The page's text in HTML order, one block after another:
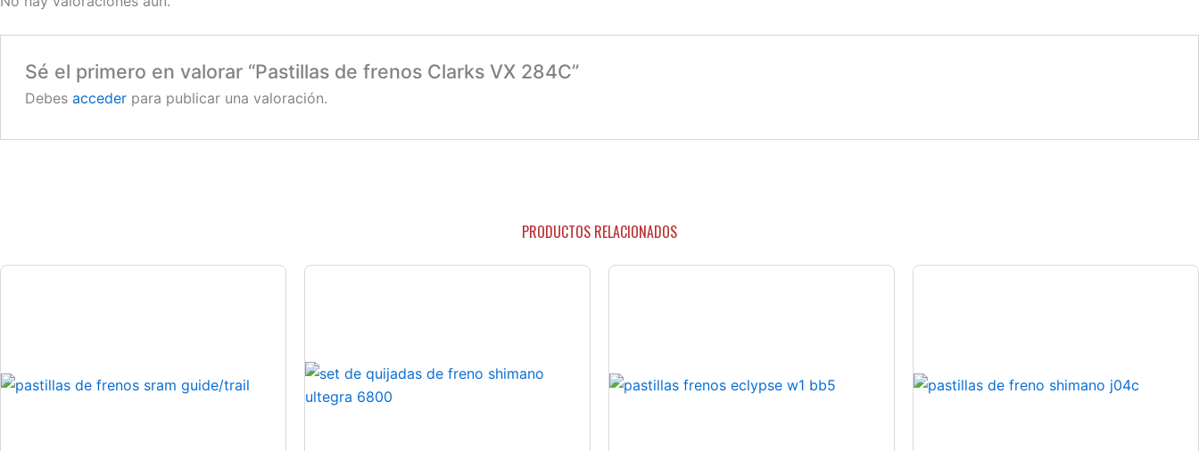
Sé el primero en valorar “Pastillas de frenos Clarks VX 284C”
Debes accederpara publicar una valoración.
PRODUCTOS RELACIONADOS